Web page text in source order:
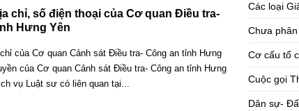
chỉ, số điện thoại của Cơ quan Điều tra-
Hưng Yên
chỉ của Cơ quan Cảnh sát Điều tra- Công an tỉnh Hưng
của Cơ quan Cảnh sát Điều tra- Công an tỉnh Hưng
vụ Luật sư có liên quan tại...
Các loại
Chưa
Cơ cấu tổ
Cuộc gọi
Dân sự-